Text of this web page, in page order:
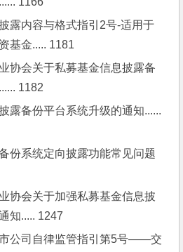
露内容与格式指引2号-适用于
基金..... 1181
协会关于私募基金信息披露备
1182
露备份平台系统升级的通知......
份系统定向披露功能常见问题
协会关于加强私募基金信息披
知..... 1247
市公司自律监管指引第5号——交